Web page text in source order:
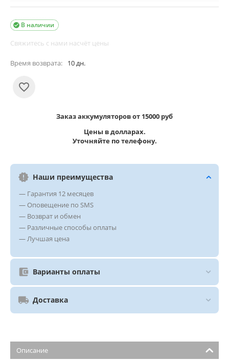
В наличии

Свяжитесь с нами насчёт цены
Время возврата: 10 дн.
Заказ аккумуляторов от 15000 руб
Цены в долларах.
Уточняйте по телефону.
Наши преимущества
— Гарантия 12 месяцев
— Оповещение по SMS
— Возврат и обмен
— Различные способы оплаты
— Лучшая цена
Варианты оплаты
Доставка
Описание